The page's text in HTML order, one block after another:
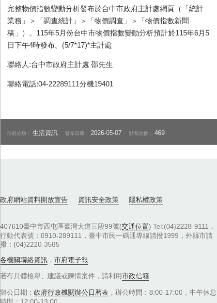
完整物價指數變動分析發布於台中市政府主計處網頁（「統計
業務」＞「調查統計」＞「物價調查」＞「物價指數新聞
稿」）。115年5月份台中市物價指數變動分析預計於115年6月5
日下午4時發布。 (5/7*17)*主計處
聯絡人:台中市政府主計處 邵先生
聯絡電話:04-22289111分機19401
市府分類：生活資訊 發布日期： 2026-05-07 點閱次數：469
政府網站資料開放宣告 資訊安全政策 隱私權政策
407610臺中市西屯區臺灣大道三段99號(交通位置) Tel:(04)2228-9111．
行動代表號：0910-289111，臺中市民一碼通專線請撥1999，外縣市請
撥：(04)2220-3585
各機關聯絡資訊 ， 市府電子報
若有具體檢舉、建議或陳情案件，請利用市政信箱
辦公日期： 政府行政機關辦公日曆表 ，辦公時間：8:00-17:00，中午休息
時間：12:00-13:00